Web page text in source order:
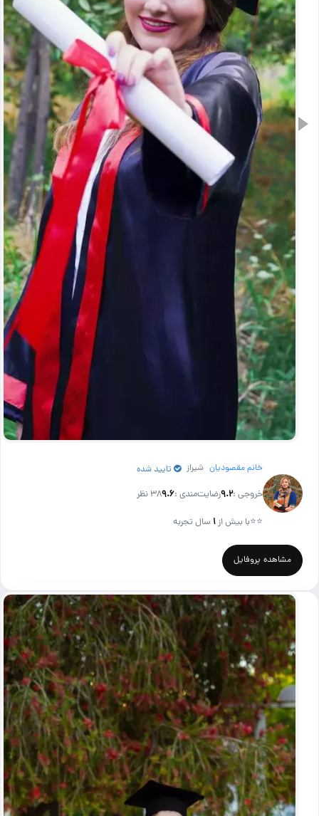
خانم مقصودیان شیراز تایید شده
خروجی :۹.۲رضایت‌مندی :۹.۶38 نظر
⭐⭐با بیش از ۱ سال تجربه
مشاهده پروفایل